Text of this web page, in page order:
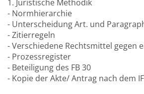
1. Juristische Methodik
- Normhierarchie
- Unterscheidung Art. und
- Zitierregeln
- Verschiedene Rechtsmittel gegen
- Prozessregister
- Beteiligung des FB 30
- Kopie der Akte/ Antrag nach dem